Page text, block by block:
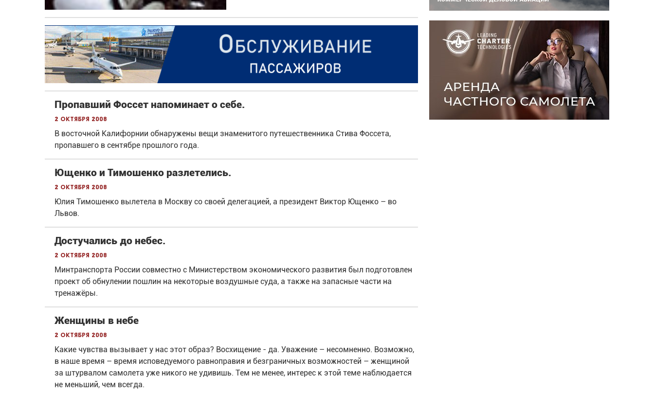
Пропавший Фоссет напоминает о себе.
2 октября 2008
В восточной Калифорнии обнаружены вещи знаменитого путешественника Стива Фоссета,
пропавшего в сентябре прошлого года.
Ющенко и Тимошенко разлетелись.
2 октября 2008
Юлия Тимошенко вылетела в Москву со своей делегацией, а президент Виктор Ющенко – во
Львов.
Достучались до небес.
2 октября 2008
Минтранспорта России совместно с Министерством экономического развития был подготовлен
проект об обнулении пошлин на некоторые воздушные суда, а также на запасные части на
тренажёры.
Женщины в небе
2 октября 2008
Какие чувства вызывает у нас этот образ? Восхищение - да. Уважение – несомненно. Возможно,
в наше время – время исповедуемого равноправия и безграничных возможностей – женщиной
за штурвалом самолета уже никого не удивишь. Тем не менее, интерес к этой теме наблюдается
не меньший, чем всегда.